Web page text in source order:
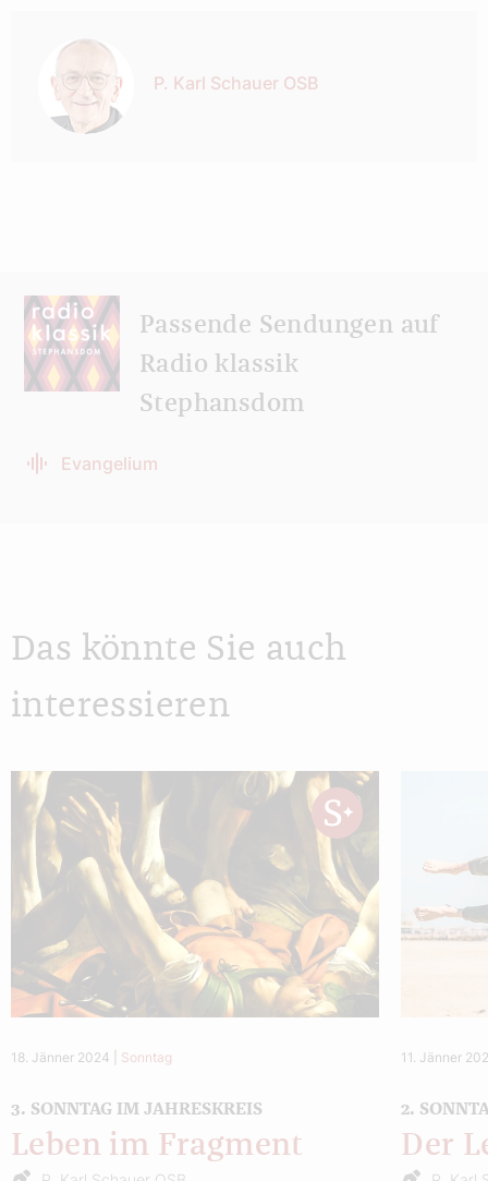
P. Karl Schauer OSB
Passende Sendungen auf
Radio klassik
Stephansdom
Evangelium
Das könnte Sie auch
interessieren
18. Jänner 2024 Sonntag
3. SONNTAG IM JAHRESKREIS
Leben im Fragment
11. Jänner
2.
Der